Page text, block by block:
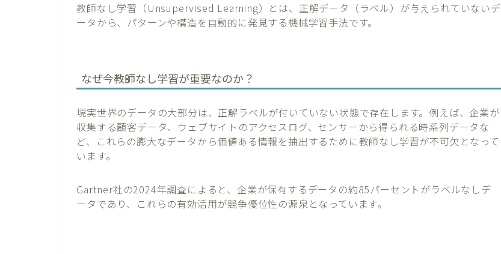
教師なし学習（Unsupervised Learning）とは、正解データ（ラベル）が与えられていないデ
ータから、パターンや構造を自動的に発見する機械学習手法です。
なぜ今教師なし学習が重要なのか？
現実世界のデータの大部分は、正解ラベルが付いていない状態で存在します。例えば、企業が
収集する顧客データ、ウェブサイトのアクセスログ、センサーから得られる時系列データな
ど、これらの膨大なデータから価値ある情報を抽出するために教師なし学習が不可欠となって
います。
Gartner社の2024年調査によると、企業が保有するデータの約85パーセントがラベルなしデ
ータであり、これらの有効活用が競争優位性の源泉となっています。